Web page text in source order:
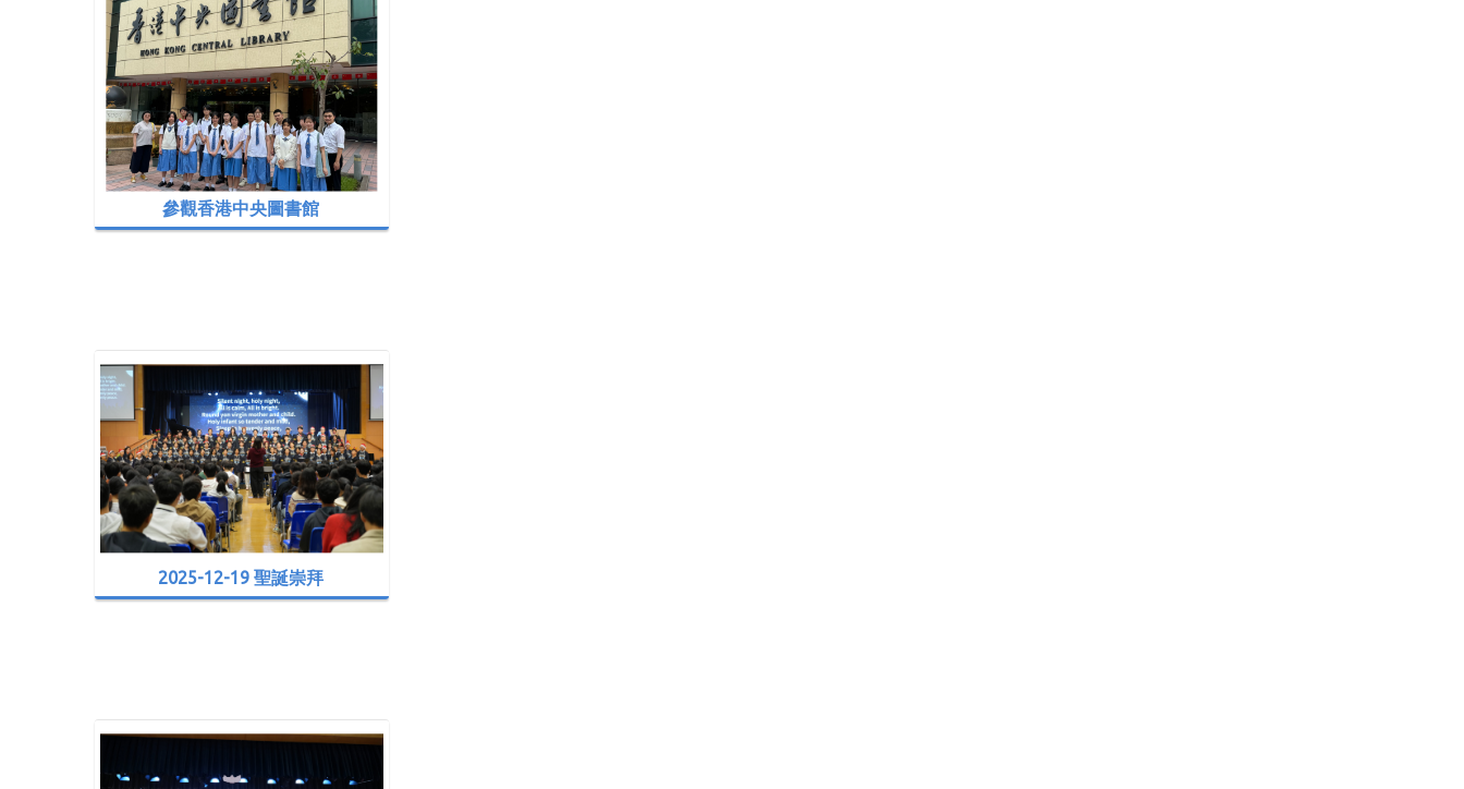
參觀香港中央圖書館
2025-12-19 聖誕崇拜